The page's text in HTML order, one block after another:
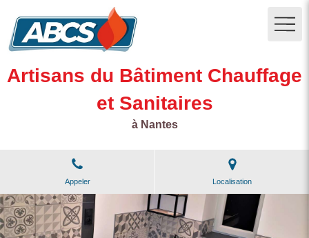
Artisans du Bâtiment Chauffage
et Sanitaires
à Nantes
Appeler Localisation